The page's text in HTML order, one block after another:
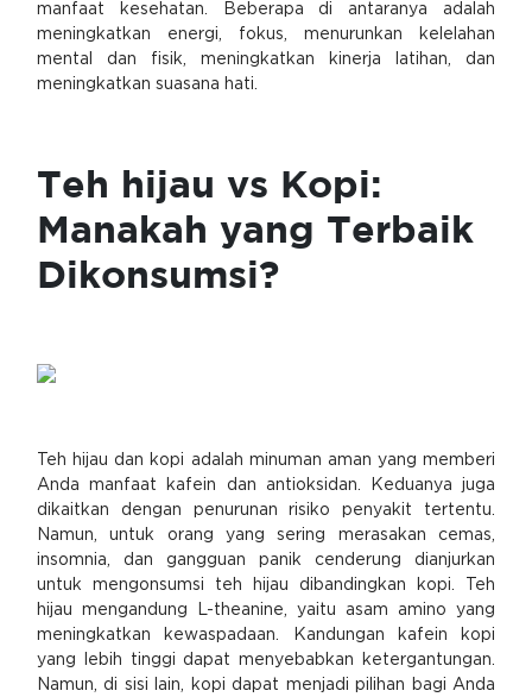
manfaat kesehatan. Beberapa di antaranya adalah
meningkatkan energi, fokus, menurunkan kelelahan
mental dan fisik, meningkatkan kinerja latihan, dan
meningkatkan suasana hati.
Teh hijau vs Kopi:
Manakah yang Terbaik
Dikonsumsi?
Teh hijau dan kopi adalah minuman aman yang memberi
Anda manfaat kafein dan antioksidan. Keduanya juga
dikaitkan dengan penurunan risiko penyakit tertentu.
Namun, untuk orang yang sering merasakan cemas,
insomnia, dan gangguan panik cenderung dianjurkan
untuk mengonsumsi teh hijau dibandingkan kopi. Teh
hijau mengandung L-theanine, yaitu asam amino yang
meningkatkan kewaspadaan. Kandungan kafein kopi
yang lebih tinggi dapat menyebabkan ketergantungan.
Namun, di sisi lain, kopi dapat menjadi pilihan bagi Anda